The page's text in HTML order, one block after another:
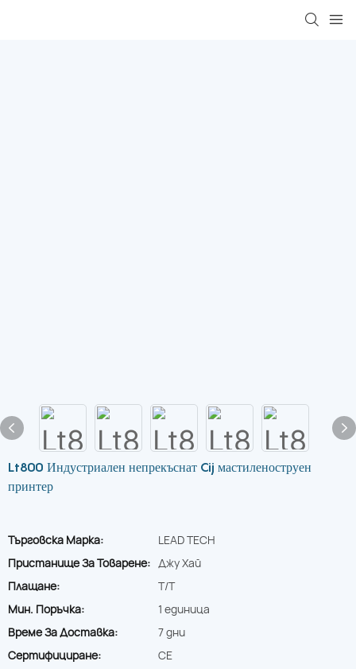
Lt800 Индустриален непрекъснат Cij мастиленоструен
принтер
Търговска Марка:
LEAD TECH
Пристанище За Товарене: Джу Хай
Плащане:
T/T
Мин. Поръчка:
1 единица
Време За Доставка:
7 дни
Сертифициране:
CE